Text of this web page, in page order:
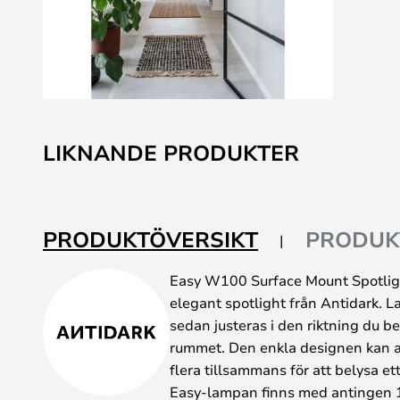
till
början
LIKNANDE PRODUKTER
PRODUKTÖVERSIKT
Easy W100 Surface Mount
elegant spotlight från Antidark.
sedan justeras i den riktning du
rummet. Den enkla designen kan
flera tillsammans för att belysa
Easy-lampan finns med